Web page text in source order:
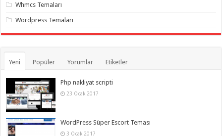
gaziantep
twitter
hilesi,
takipçi
hilesi
instagram
hilesi,
Whmcs Temaları
Wordpress Temaları
Yeni Popüler Yorumlar Etiketler
Php nakliyat scripti
23 Ocak 2017
WordPress Süper Escort Teması
3 Ocak 2017